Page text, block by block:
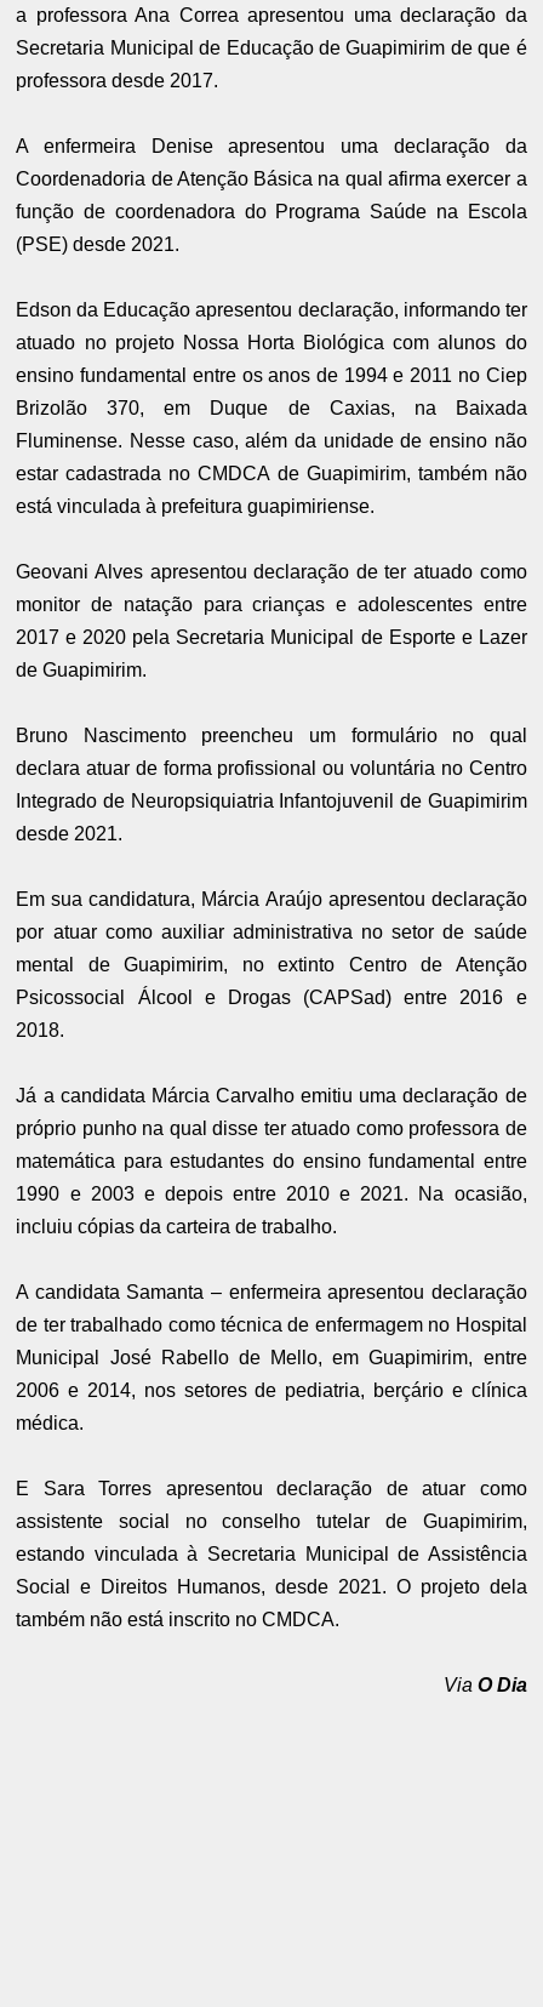
a professora Ana Correa apresentou uma declaração da
Secretaria Municipal de Educação de Guapimirim de que é
professora desde 2017.
A enfermeira Denise apresentou uma declaração da
Coordenadoria de Atenção Básica na qual afirma exercer a
função de coordenadora do Programa Saúde na Escola
(PSE) desde 2021.
Edson da Educação apresentou declaração, informando ter
atuado no projeto Nossa Horta Biológica com alunos do
ensino fundamental entre os anos de 1994 e 2011 no Ciep
Brizolão 370, em Duque de Caxias, na Baixada
Fluminense. Nesse caso, além da unidade de ensino não
estar cadastrada no CMDCA de Guapimirim, também não
está vinculada à prefeitura guapimiriense.
Geovani Alves apresentou declaração de ter atuado como
monitor de natação para crianças e adolescentes entre
2017 e 2020 pela Secretaria Municipal de Esporte e Lazer
de Guapimirim.
Bruno Nascimento preencheu um formulário no qual
declara atuar de forma profissional ou voluntária no Centro
Integrado de Neuropsiquiatria Infantojuvenil de Guapimirim
desde 2021.
Em sua candidatura, Márcia Araújo apresentou declaração
por atuar como auxiliar administrativa no setor de saúde
mental de Guapimirim, no extinto Centro de Atenção
Psicossocial Álcool e Drogas (CAPSad) entre 2016 e
2018.
Já a candidata Márcia Carvalho emitiu uma declaração de
próprio punho na qual disse ter atuado como professora de
matemática para estudantes do ensino fundamental entre
1990 e 2003 e depois entre 2010 e 2021. Na ocasião,
incluiu cópias da carteira de trabalho.
A candidata Samanta – enfermeira apresentou declaração
de ter trabalhado como técnica de enfermagem no Hospital
Municipal José Rabello de Mello, em Guapimirim, entre
2006 e 2014, nos setores de pediatria, berçário e clínica
médica.
E Sara Torres apresentou declaração de atuar como
assistente social no conselho tutelar de Guapimirim,
estando vinculada à Secretaria Municipal de Assistência
Social e Direitos Humanos, desde 2021. O projeto dela
também não está inscrito no CMDCA.
Via O Dia